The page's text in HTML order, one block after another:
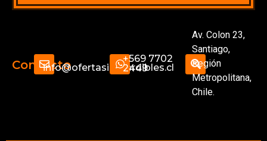
Contactoinfo@ofertasimperdibles.cl
+569 7702
2449
Av. Colon 23,
Santiago,
Región
Metropolitana,
Chile.